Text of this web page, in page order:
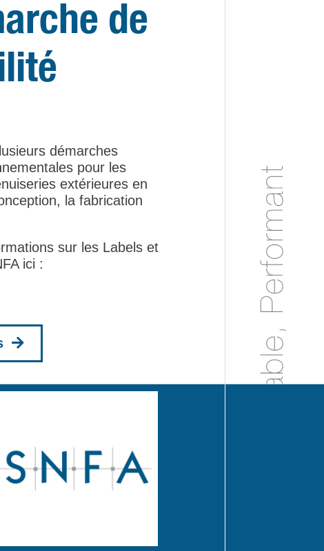
de
démarches
pour les
extérieures en
la fabrication
sur les Labels et
ici :